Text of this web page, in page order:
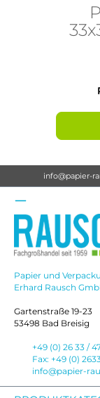
info@papier-
Papier und
Erhard Rausch
Gartenstraße 19-23
53498 Bad Breisig
+49 (0) 26 33 /
Fax: +49 (0)
info@papier-